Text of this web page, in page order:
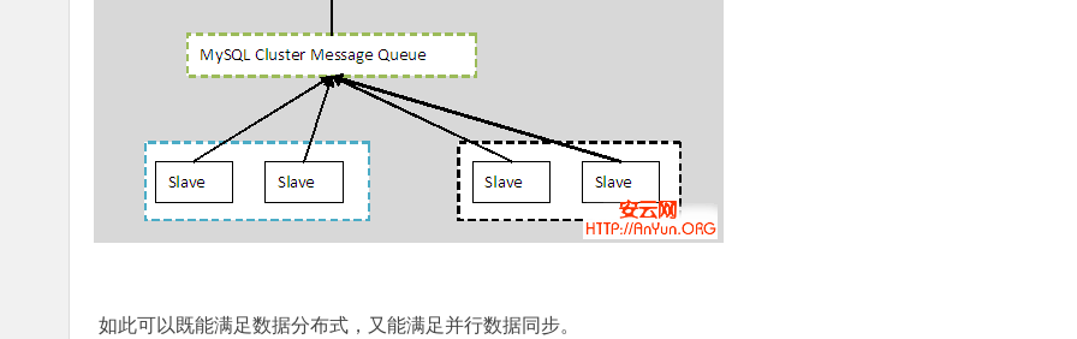
如此可以既能满足数据分布式，又能满足并行数据同步。